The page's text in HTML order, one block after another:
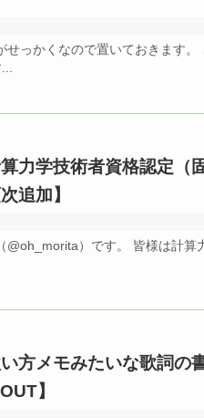
せっかくなので置いておきます。
算力学技術者資格認定（
追加】
@oh_morita）です。 皆様は計算
い方メモみたいな歌詞の
】